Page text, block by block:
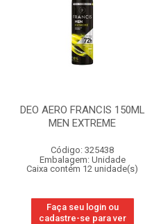
DEO AERO FRANCIS 150ML
MEN EXTREME
Código: 325438
Embalagem: Unidade
Caixa contém 12 unidade(s)
Faça seu login ou
cadastre-se para ver